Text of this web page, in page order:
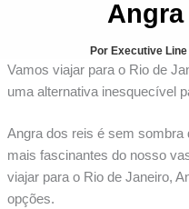
Por Executive Line
Vamos viajar para o Rio de
uma alternativa inesquecível
Angra dos reis é sem
mais fascinantes do nosso
viajar para o Rio de Janeiro,
opções.